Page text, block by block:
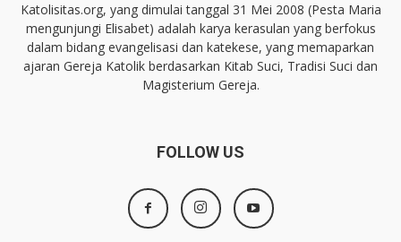
Katolisitas.org, yang dimulai tanggal 31 Mei 2008 (Pesta Maria
mengunjungi Elisabet) adalah karya kerasulan yang berfokus
dalam bidang evangelisasi dan katekese, yang memaparkan
ajaran Gereja Katolik berdasarkan Kitab Suci, Tradisi Suci dan
Magisterium Gereja.
FOLLOW US